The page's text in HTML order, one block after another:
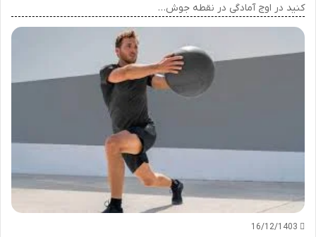
کنید در اوج آمادگی در نقطه جوش…
16/12/1403